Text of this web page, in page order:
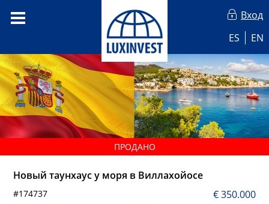
Вход
ES
EN
ПРОДАНО
Новый таунхаус у моря в Виллахойосе
#174737 € 350.000